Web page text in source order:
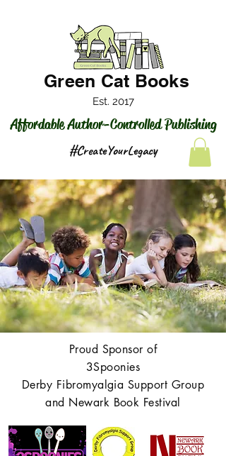
Affordable Author-Controlled Publishing
Green Cat Books
Est. 2017
#CreateYourLegacy
Proud Sponsor of
3Spoonies
Derby Fibromyalgia Support Group
and Newark Book Festival